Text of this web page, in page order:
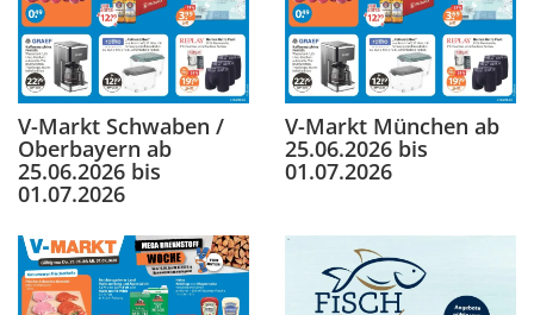
V-Markt Schwaben /
Oberbayern ab
25.06.2026 bis
01.07.2026
V-Markt München ab
25.06.2026 bis
01.07.2026